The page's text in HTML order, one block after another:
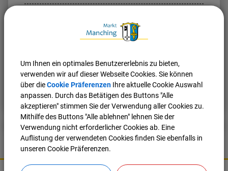
Nach oben Seite drucken
Um Ihnen ein optimales Benutzererlebnis zu bieten,
verwenden wir auf dieser Webseite Cookies. Sie können
über dieCookie Präferenzen Ihre aktuelle Cookie Auswahl
anpassen. Durch das Betätigen des Buttons "Alle
akzeptieren" stimmen Sie der Verwendung aller Cookies zu.
Mithilfe des Buttons "Alle ablehnen" lehnen Sie der
Verwendung nicht erforderlicher Cookies ab. Eine
Auflistung der verwendeten Cookies finden Sie ebenfalls in
unseren Cookie Präferenzen.